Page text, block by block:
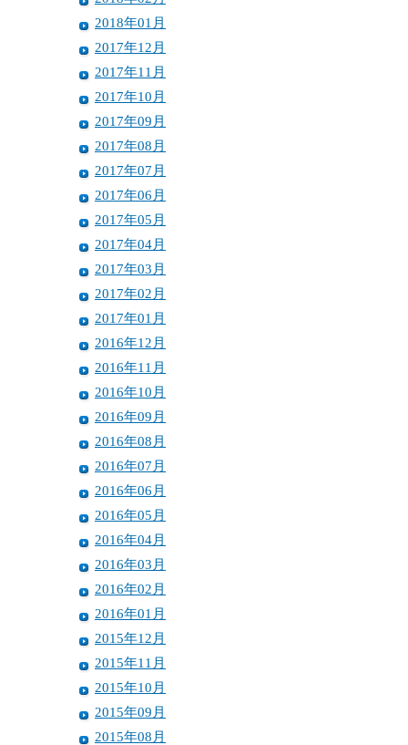
2018年01月
2017年12月
2017年11月
2017年10月
2017年09月
2017年08月
2017年07月
2017年06月
2017年05月
2017年04月
2017年03月
2017年02月
2017年01月
2016年12月
2016年11月
2016年10月
2016年09月
2016年08月
2016年07月
2016年06月
2016年05月
2016年04月
2016年03月
2016年02月
2016年01月
2015年12月
2015年11月
2015年10月
2015年09月
2015年08月